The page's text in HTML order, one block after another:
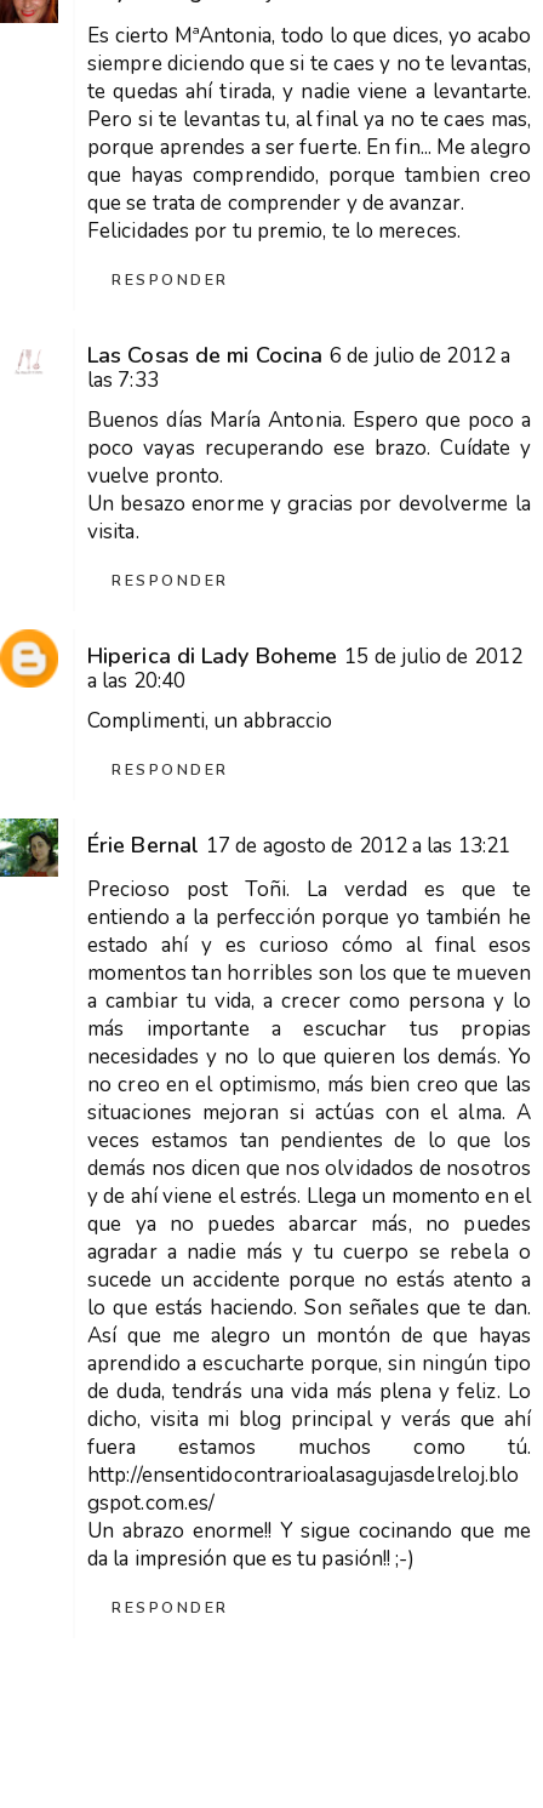
Es cierto MªAntonia, todo lo que dices, yo acabo
siempre diciendo que si te caes y no te levantas,
te quedas ahí tirada, y nadie viene a levantarte.
Pero si te levantas tu, al final ya no te caes mas,
porque aprendes a ser fuerte. En fin... Me alegro
que hayas comprendido, porque tambien creo
que se trata de comprender y de avanzar.
Felicidades por tu premio, te lo mereces.
RESPONDER
Las Cosas de mi Cocina 6 de julio de 2012 a
las 7:33
Buenos días María Antonia. Espero que poco a
poco vayas recuperando ese brazo. Cuídate y
vuelve pronto.
Un besazo enorme y gracias por devolverme la
visita.
RESPONDER
Hiperica di Lady Boheme 15 de julio de 2012
a las 20:40
Complimenti, un abbraccio
RESPONDER
Érie Bernal 17 de agosto de 2012 a las 13:21
Precioso post Toñi. La verdad es que te
entiendo a la perfección porque yo también he
estado ahí y es curioso cómo al final esos
momentos tan horribles son los que te mueven
a cambiar tu vida, a crecer como persona y lo
más importante a escuchar tus propias
necesidades y no lo que quieren los demás. Yo
no creo en el optimismo, más bien creo que las
situaciones mejoran si actúas con el alma. A
veces estamos tan pendientes de lo que los
demás nos dicen que nos olvidados de nosotros
y de ahí viene el estrés. Llega un momento en el
que ya no puedes abarcar más, no puedes
agradar a nadie más y tu cuerpo se rebela o
sucede un accidente porque no estás atento a
lo que estás haciendo. Son señales que te dan.
Así que me alegro un montón de que hayas
aprendido a escucharte porque, sin ningún tipo
de duda, tendrás una vida más plena y feliz. Lo
dicho, visita mi blog principal y verás que ahí
fuera estamos muchos como tú.
http://ensentidocontrarioalasagujasdelreloj.blo
gspot.com.es/
Un abrazo enorme!! Y sigue cocinando que me
da la impresión que es tu pasión!! ;-)
RESPONDER